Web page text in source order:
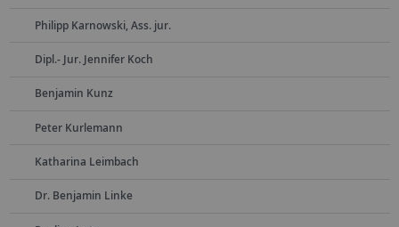
Philipp Karnowski, Ass. jur.
Dipl.- Jur. Jennifer Koch
Benjamin Kunz
Peter Kurlemann
Katharina Leimbach
Dr. Benjamin Linke